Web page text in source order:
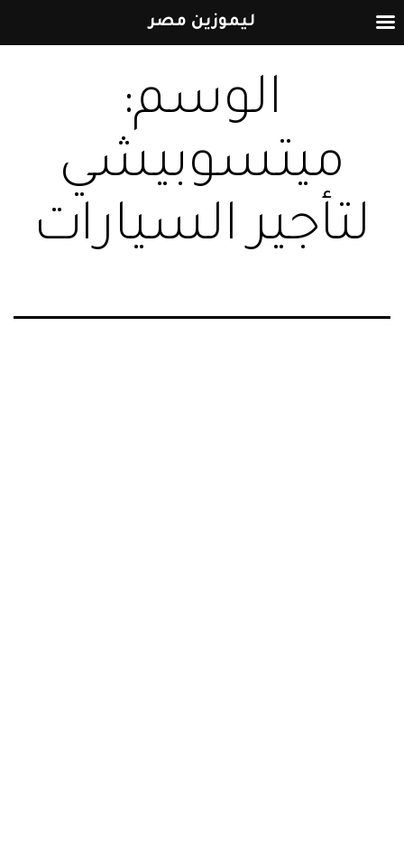
إلى
الوسم:
ميتسوبيشي
لتأجير السيارات
ليموزين مصر